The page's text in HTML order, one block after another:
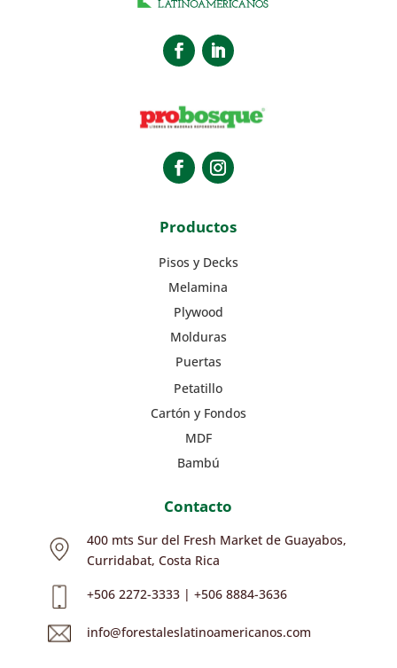
Productos
Pisos y Decks
Melamina
Plywood
Molduras
Puertas
Petatillo
Cartón y Fondos
MDF
Bambú
Contacto
400 mts Sur del Fresh Market de Guayabos,
Curridabat, Costa Rica
+506 2272-3333 | +506 8884-3636
info@forestaleslatinoamericanos.com